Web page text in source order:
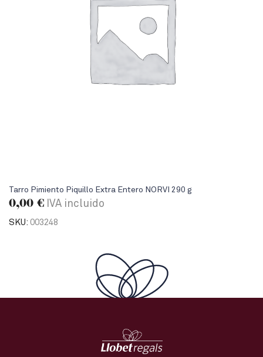
Tarro Pimiento Piquillo Extra Entero NORVI 290 g
0,00 € IVA incluido
SKU: 003248